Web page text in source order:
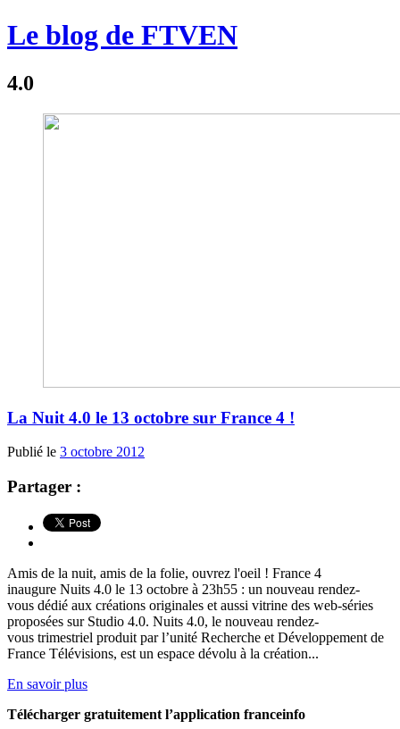
Le blog de FTVEN
4.0
La Nuit 4.0 le 13 octobre sur France 4 !
Publié le 3 octobre 2012
Partager :
Amis de la nuit, amis de la folie, ouvrez l'oeil ! France 4
inaugure Nuits 4.0 le 13 octobre à 23h55 : un nouveau rendez-
vous dédié aux créations originales et aussi vitrine des web-séries
proposées sur Studio 4.0. Nuits 4.0, le nouveau rendez-
vous trimestriel produit par l’unité Recherche et Développement de
France Télévisions, est un espace dévolu à la création...
En savoir plus
Télécharger gratuitement l’application franceinfo